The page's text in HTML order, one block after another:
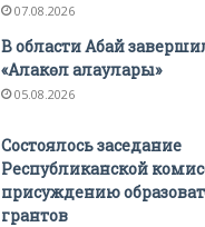
07.08.2026
В области Абай
«Алакөл алаулары»
05.08.2026
Состоялось заседание
Республиканской
присуждению
грантов